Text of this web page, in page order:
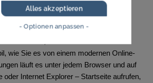
Sie wollen!
– testen, wo immer Sie wollen! Das
wie Sie es von einem modernen Online-
läuft es unter jedem Browser und auf
Internet Explorer – Startseite aufrufen,
Alles akzeptieren
- Optionen anpassen -